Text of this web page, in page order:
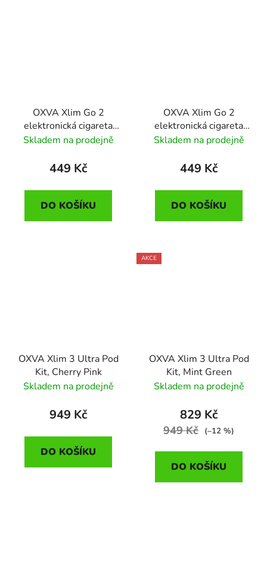
OXVA Xlim Go 2
elektronická cigareta
1500mAh Black
Skladem na prodejně
449 Kč
DO KOŠÍKU
OXVA Xlim Go 2
elektronická cigareta
1500mAh Black Carbon
Skladem na prodejně
449 Kč
DO KOŠÍKU
OXVA Xlim 3 Ultra Pod
Kit, Cherry Pink
Skladem na prodejně
949 Kč
DO KOŠÍKU
AKCE
OXVA Xlim 3 Ultra Pod
Kit, Mint Green
Skladem na prodejně
829 Kč
949 Kč (–12 %)
DO KOŠÍKU